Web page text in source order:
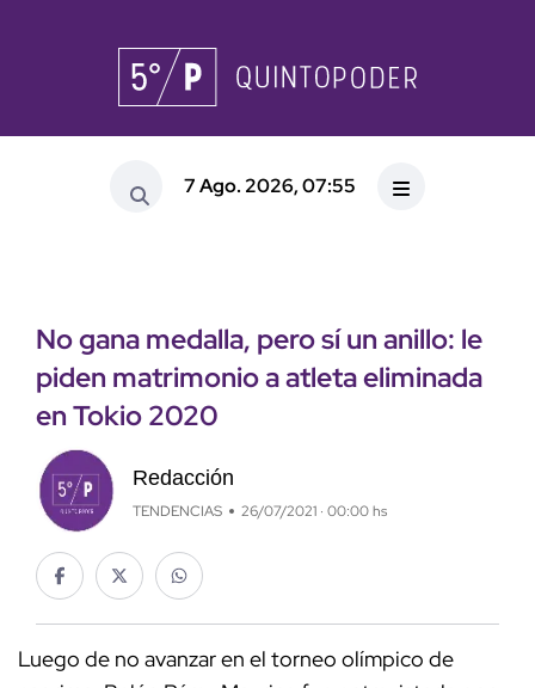
7 Ago. 2026, 07:55
No gana medalla, pero sí un anillo: le
piden matrimonio a atleta eliminada
en Tokio 2020
Redacción
TENDENCIAS 26/07/2021 · 00:00 hs
Luego de no avanzar en el torneo olímpico de